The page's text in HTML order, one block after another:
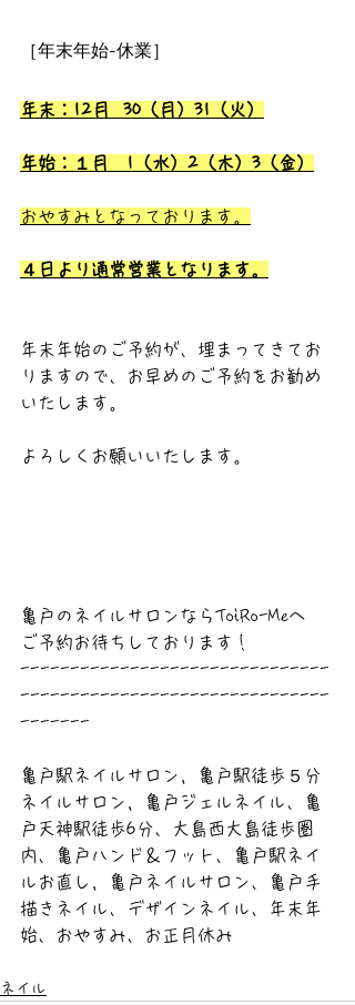
［年末年始-休業］
年末：12月  30（月）31（火）
年始：１月　1（水）2（木）3（金）
おやすみとなっております。
４日より通常営業となります。
年末年始のご予約が、埋まってきてお
りますので、お早めのご予約をお勧め
いたします。
よろしくお願いいたします。
亀戸のネイルサロンならToiRo-Meへ
ご予約お待ちしております！
-------------------------------
-------------------------------
-------
亀戸駅ネイルサロン，亀戸駅徒歩５分
ネイルサロン，亀戸ジェルネイル、亀
戸天神駅徒歩6分、大島西大島徒歩圏
内、亀戸ハンド＆フット、亀戸駅ネイ
ルお直し，亀戸ネイルサロン、亀戸手
描きネイル、デザインネイル、年末年
始、おやすみ、お正月休み
ネイル